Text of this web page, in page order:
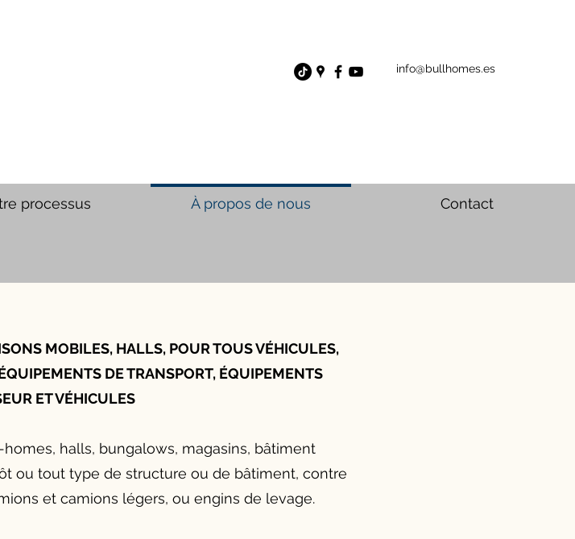
info@bullhomes.es
processus À propos de nous Contact
MOBILES, HALLS, POUR TOUS VÉHICULES,
DE TRANSPORT, ÉQUIPEMENTS
ET VÉHICULES
halls, bungalows, magasins, bâtiment
ou tout type de structure ou de bâtiment, contre
et camions légers, ou engins de levage.